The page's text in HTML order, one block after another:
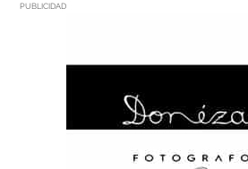
PUBLICIDAD